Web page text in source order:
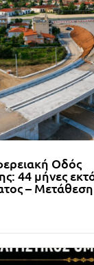
Οδός
44 μήνες
–